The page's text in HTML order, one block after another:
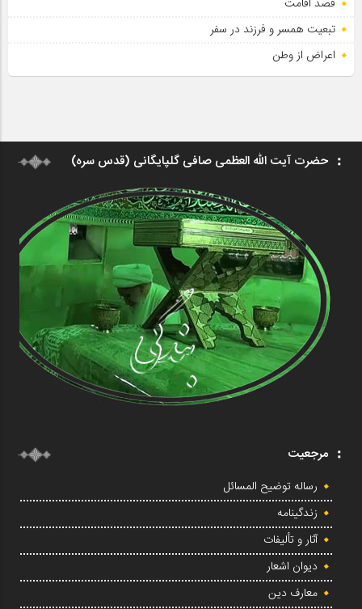
تبعیت همسر و فرزند در سفر
اعراض از وطن
حضرت آیت الله العظمی صافی گلپایگانی (قدس سره)
مرجعیت
رساله توضیح المسائل
زندگینامه
آثار و تألیفات
دیوان اشعار
معارف دین